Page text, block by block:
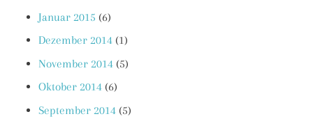
Januar 2015 (6)
Dezember 2014 (1)
November 2014 (5)
Oktober 2014 (6)
September 2014 (5)